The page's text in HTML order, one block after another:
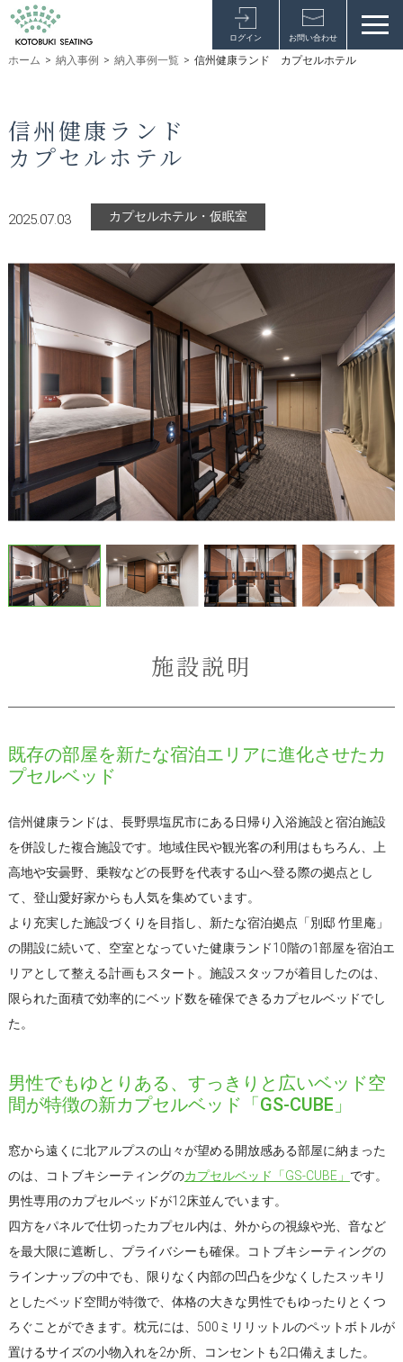
ログイン お問い合わせ
ホーム > 納入事例 > 納入事例一覧 > 信州健康ランド カプセルホテル
信州健康ランド
カプセルホテル
2025.07.03 カプセルホテル・仮眠室
施設説明
既存の部屋を新たな宿泊エリアに進化させたカ
プセルベッド
信州健康ランドは、長野県塩尻市にある日帰り入浴施設と宿泊施設
を併設した複合施設です。地域住民や観光客の利用はもちろん、上
高地や安曇野、乗鞍などの長野を代表する山へ登る際の拠点とし
て、登山愛好家からも人気を集めています。
より充実した施設づくりを目指し、新たな宿泊拠点「別邸 竹里庵」
の開設に続いて、空室となっていた健康ランド10階の1部屋を宿泊エ
リアとして整える計画もスタート。施設スタッフが着目したのは、
限られた面積で効率的にベッド数を確保できるカプセルベッドでし
た。
男性でもゆとりある、すっきりと広いベッド空
間が特徴の新カプセルベッド「GS-CUBE」
窓から遠くに北アルプスの山々が望める開放感ある部屋に納まった
のは、コトブキシーティングのカプセルベッド「GS-CUBE」 です。
男性専用のカプセルベッドが12床並んでいます。
四方をパネルで仕切ったカプセル内は、外からの視線や光、音など
を最大限に遮断し、プライバシーも確保。コトブキシーティングの
ラインナップの中でも、限りなく内部の凹凸を少なくしたスッキリ
としたベッド空間が特徴で、体格の大きな男性でもゆったりとくつ
ろぐことができます。枕元には、500ミリリットルのペットボトルが
置けるサイズの小物入れを2か所、コンセントも2口備えました。